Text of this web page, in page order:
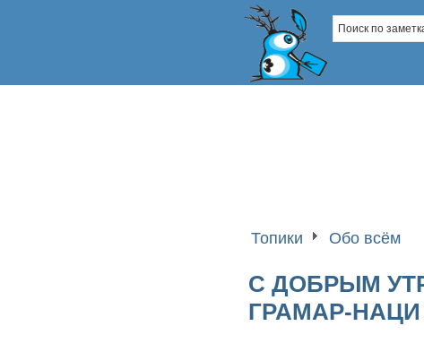
Топики Обо всём
С ДОБРЫМ
ГРАМАР-